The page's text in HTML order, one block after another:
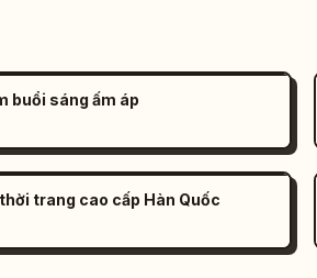
buổi sáng ấm áp
trang cao cấp Hàn Quốc